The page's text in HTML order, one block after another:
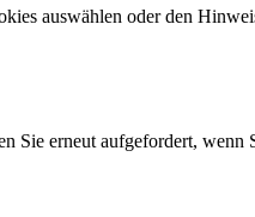
auswählen oder den
Sie erneut aufgefordert, wenn